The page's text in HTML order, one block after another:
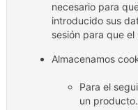
necesario para
introducido sus
sesión para que
Almacenamos
Para el
un